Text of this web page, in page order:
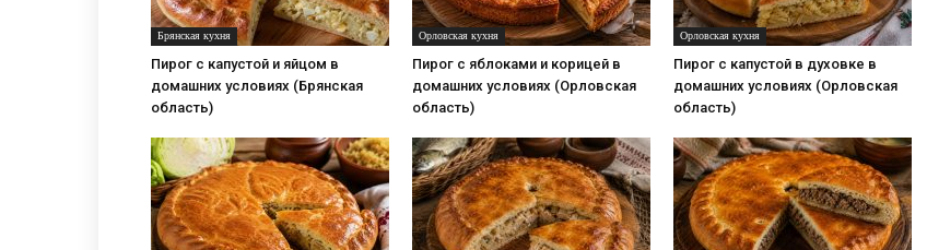
Брянская кухня
Пирог с капустой и яйцом в
домашних условиях (Брянская
область)
Орловская кухня
Пирог с яблоками и корицей в
домашних условиях (Орловская
область)
Орловская кухня
Пирог с капустой в духовке в
домашних условиях (Орловская
область)